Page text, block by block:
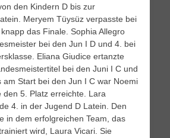
den Kindern D bis zur
Meryem Tüysüz verpasste bei
das Finale. Sophia Allegro
bei den Jun I D und 4. bei
Eliana Giudice ertanzte
bei den Juni I C und
am Start bei den Jun I C war Noemi
den 5. Platz erreichte. Lara
4. in der Jugend D Latein. Den
in dem erfolgreichen Team, das
wird, Laura Vicari. Sie